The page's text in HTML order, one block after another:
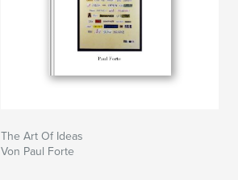
The Art Of Ideas
Von Paul Forte